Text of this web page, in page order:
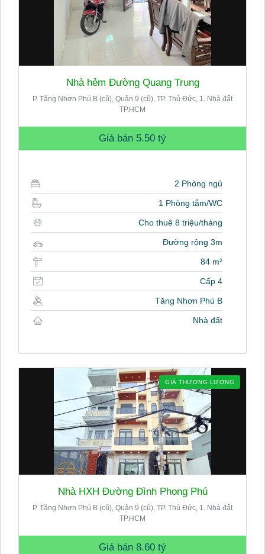
Nhà hẻm Đường Quang Trung
P. Tăng Nhơn Phú B (cũ), Quận 9 (cũ), TP. Thủ Đức, 1. Nhà đất
TP.HCM
Giá bán 5.50 tỷ
2 Phòng ngủ
1 Phòng tắm/WC
Cho thuê 8 triệu/tháng
Đường rộng 3m
84 m²
Cấp 4
Tăng Nhơn Phú B
Nhà đất
GIÁ THƯƠNG LƯỢNG
Nhà HXH Đường Đình Phong Phú
P. Tăng Nhơn Phú B (cũ), Quận 9 (cũ), TP. Thủ Đức, 1. Nhà đất
TP.HCM
Giá bán 8.60 tỷ